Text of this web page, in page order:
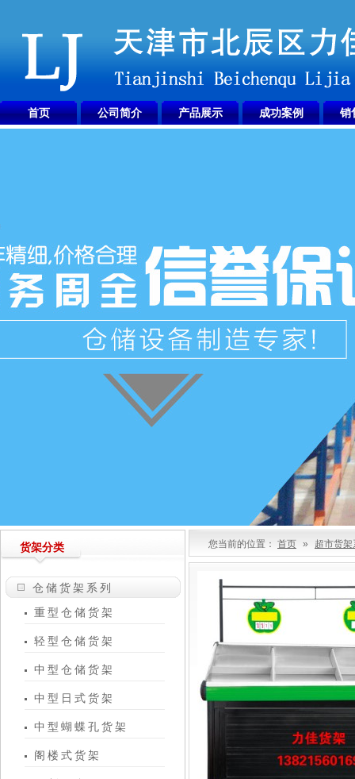
首页 公司简介 产品展示 成功案例 销
货架分类
仓储货架系列
重型仓储货架
轻型仓储货架
中型仓储货架
中型日式货架
中型蝴蝶孔货架
阁楼式货架
您当前的位置： 首页 » 超市货架